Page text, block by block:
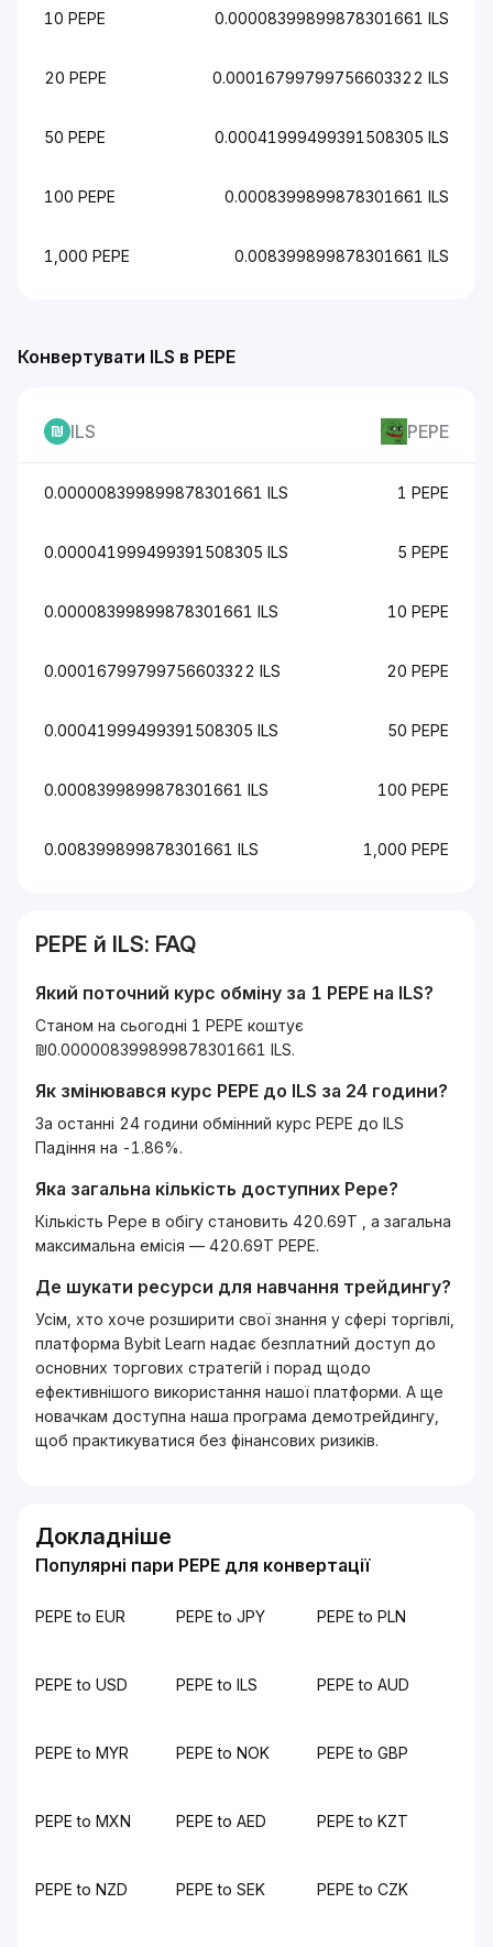
10 PEPE 0.00008399899878301661 ILS
20 PEPE 0.00016799799756603322 ILS
50 PEPE 0.00041999499391508305 ILS
100 PEPE 0.0008399899878301661 ILS
1,000 PEPE 0.008399899878301661 ILS
Конвертувати ILS в PEPE
ILS PEPE
0.000008399899878301661 ILS 1 PEPE
0.000041999499391508305 ILS 5 PEPE
0.00008399899878301661 ILS 10 PEPE
0.00016799799756603322 ILS 20 PEPE
0.00041999499391508305 ILS 50 PEPE
0.0008399899878301661 ILS 100 PEPE
0.008399899878301661 ILS 1,000 PEPE
PEPE й ILS: FAQ
Який поточний курс обміну за 1 PEPE на ILS?
Станом на сьогодні 1 PEPE коштує
₪0.000008399899878301661 ILS.
Як змінювався курс PEPE до ILS за 24 години?
За останні 24 години обмінний курс PEPE до ILS
Падіння на -1.86%.
Яка загальна кількість доступних Pepe?
Кількість Pepe в обігу становить 420.69T , а загальна
максимальна емісія — 420.69T PEPE.
Де шукати ресурси для навчання трейдингу?
Усім, хто хоче розширити свої знання у сфері торгівлі,
платформа Bybit Learn надає безплатний доступ до
основних торгових стратегій і порад щодо
ефективнішого використання нашої платформи. А ще
новачкам доступна наша програма демотрейдингу,
щоб практикуватися без фінансових ризиків.
Докладніше
Популярні пари PEPE для конвертації
PEPE to EUR PEPE to JPY PEPE to PLN
PEPE to USD PEPE to ILS PEPE to AUD
PEPE to MYR PEPE to NOK PEPE to GBP
PEPE to MXN PEPE to AED PEPE to KZT
PEPE to NZD PEPE to SEK PEPE to CZK